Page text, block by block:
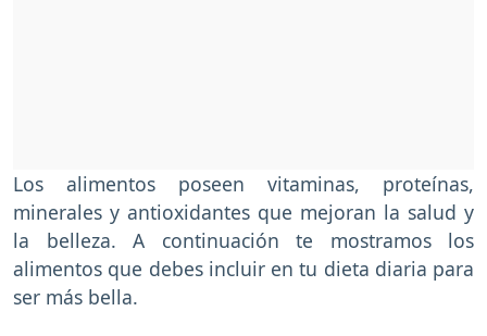
Los alimentos poseen vitaminas, proteínas,
minerales y antioxidantes que mejoran la salud y
la belleza. A continuación te mostramos los
alimentos que debes incluir en tu dieta diaria para
ser más bella.